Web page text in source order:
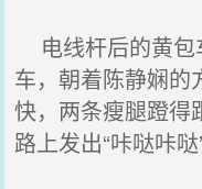
电线杆后的黄包
车，朝着陈静娴的
快，两条瘦腿蹬得
路上发出“咔哒咔哒